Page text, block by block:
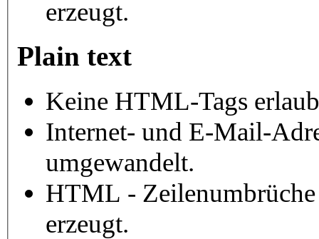
erzeugt.
Plain text
Keine HTML-Tags
Internet- und E-Mail-
umgewandelt.
HTML - Zeilenumbrüche
erzeugt.